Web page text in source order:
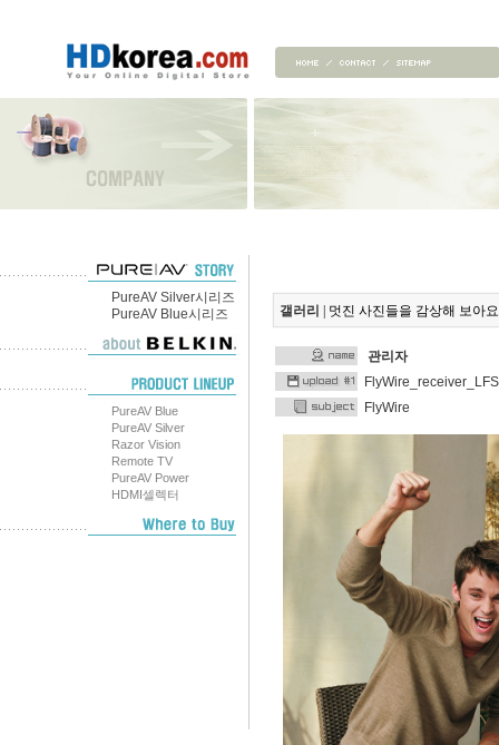
PureAV Silver시리즈
PureAV Blue시리즈
PureAV Blue
PureAV Silver
Razor Vision
Remote TV
PureAV Power
HDMI셀렉터
갤러리 | 멋진 사진들을 감상해 보아
관리자
FlyWire